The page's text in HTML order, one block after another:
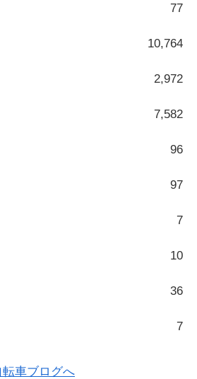
77
10,764
2,972
7,582
96
97
7
10
36
7